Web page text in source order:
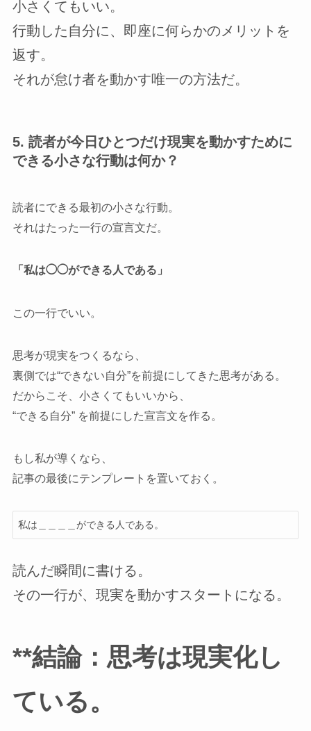
小さくてもいい。
行動した自分に、即座に何らかのメリットを
返す。
それが怠け者を動かす唯一の方法だ。
5. 読者が今日ひとつだけ現実を動かすために
できる小さな行動は何か？
読者にできる最初の小さな行動。
それはたった一行の宣言文だ。
「私は◯◯ができる人である」
この一行でいい。
思考が現実をつくるなら、
裏側では“できない自分”を前提にしてきた思考がある。
だからこそ、小さくてもいいから、
“できる自分” を前提にした宣言文を作る。
もし私が導くなら、
記事の最後にテンプレートを置いておく。
読んだ瞬間に書ける。
その一行が、現実を動かすスタートになる。
**結論：思考は現実化し
ている。